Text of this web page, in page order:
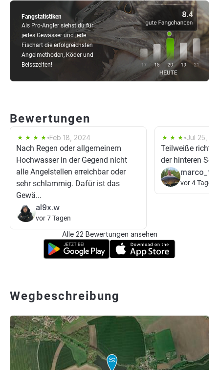
Fangstatistiken
Als Pro-Angler siehst du für
jedes Gewässer und jede
Fischart die erfolgreichsten
Angelmethoden, Köder und
Beisszeiten!
Bewertungen
Feb 18, 2024
Nach Regen oder allgemeinem
Hochwasser in der Gegend nicht
alle Angelstellen erreichbar oder
sehr schlammig. Dafür ist das
Gewä...
al9x.w
vor 7 Tagen
Jul 25,
Teilweiße
der hinteren
marco_fr
vor 4 Tagen
Alle 22 Bewertungen ansehen
Wegbeschreibung